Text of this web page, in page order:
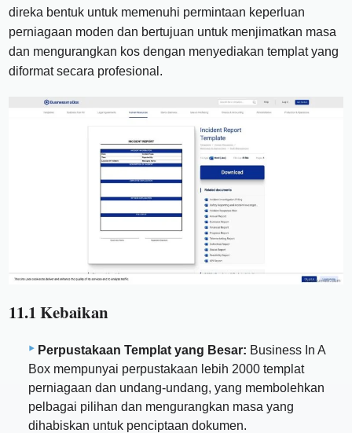
direka bentuk untuk memenuhi permintaan keperluan
perniagaan moden dan bertujuan untuk menjimatkan masa
dan mengurangkan kos dengan menyediakan templat yang
diformat secara profesional.
11.1 Kebaikan
Perpustakaan Templat yang Besar: Business In A
Box mempunyai perpustakaan lebih 2000 templat
perniagaan dan undang-undang, yang membolehkan
pelbagai pilihan dan mengurangkan masa yang
dihabiskan untuk penciptaan dokumen.